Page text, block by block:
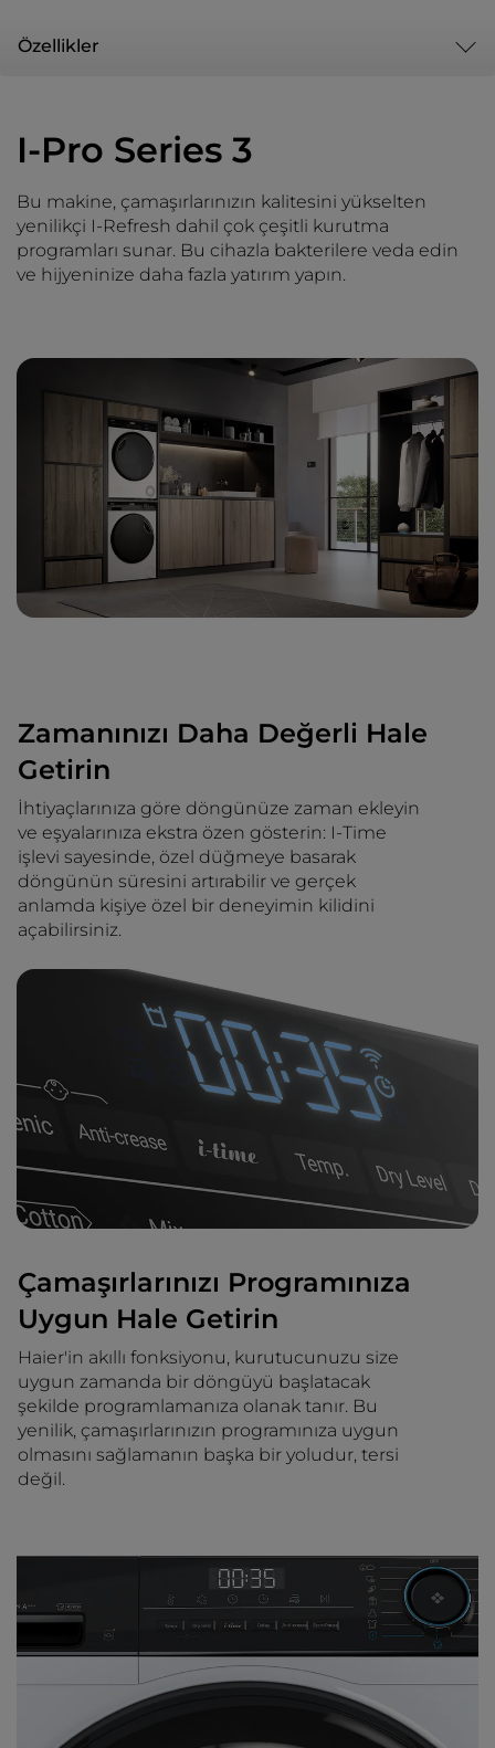
Özellikler
I-Pro Series 3
Bu makine, çamaşırlarınızın kalitesini yükselten
yenilikçi I-Refresh dahil çok çeşitli kurutma
programları sunar. Bu cihazla bakterilere veda edin
ve hijyeninize daha fazla yatırım yapın.
Zamanınızı Daha Değerli Hale
Getirin
İhtiyaçlarınıza göre döngünüze zaman ekleyin
ve eşyalarınıza ekstra özen gösterin: I-Time
işlevi sayesinde, özel düğmeye basarak
döngünün süresini artırabilir ve gerçek
anlamda kişiye özel bir deneyimin kilidini
açabilirsiniz.
Çamaşırlarınızı Programınıza
Uygun Hale Getirin
Haier'in akıllı fonksiyonu, kurutucunuzu size
uygun zamanda bir döngüyü başlatacak
şekilde programlamanıza olanak tanır. Bu
yenilik, çamaşırlarınızın programınıza uygun
olmasını sağlamanın başka bir yoludur, tersi
değil.